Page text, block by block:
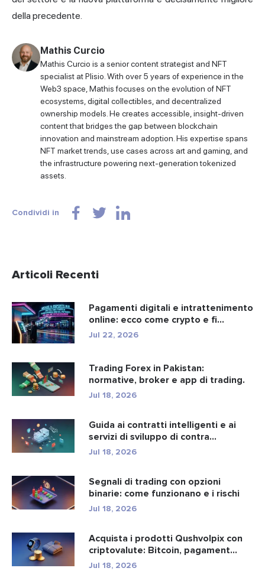
della precedente.
Mathis Curcio
Mathis Curcio is a senior content strategist and NFT
specialist at Plisio. With over 5 years of experience in the
Web3 space, Mathis focuses on the evolution of NFT
ecosystems, digital collectibles, and decentralized
ownership models. He creates accessible, insight-driven
content that bridges the gap between blockchain
innovation and mainstream adoption. His expertise spans
NFT market trends, use cases across art and gaming, and
the infrastructure powering next-generation tokenized
assets.
Condividi in
Articoli Recenti
Pagamenti digitali e intrattenimento
online: ecco come crypto e fi...
Jul 22, 2026
Trading Forex in Pakistan:
normative, broker e app di trading.
Jul 18, 2026
Guida ai contratti intelligenti e ai
servizi di sviluppo di contra...
Jul 18, 2026
Segnali di trading con opzioni
binarie: come funzionano e i rischi
Jul 18, 2026
Acquista i prodotti Qushvolpix con
criptovalute: Bitcoin, pagament...
Jul 18, 2026